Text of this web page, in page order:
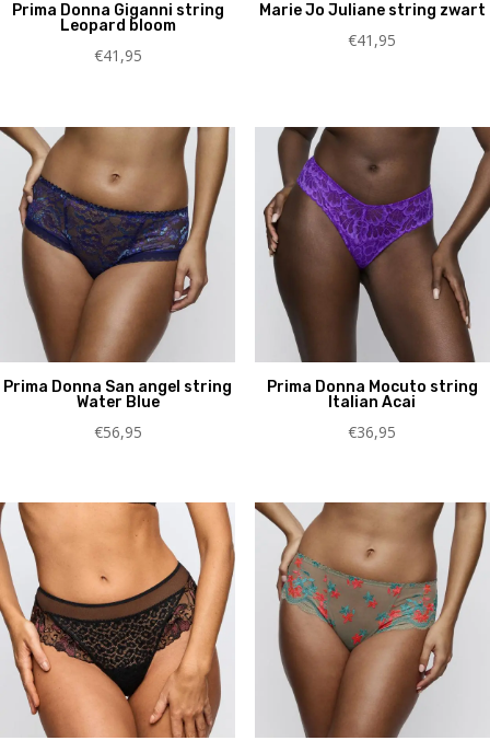
Prima Donna Giganni string
Leopard bloom
€41,95
Marie Jo Juliane string zwart
€41,95
Prima Donna San angel string
Water Blue
€56,95
Prima Donna Mocuto string
Italian Acai
€36,95